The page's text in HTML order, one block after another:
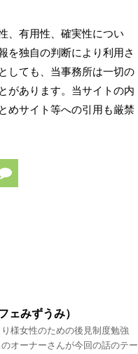
、有用性、確実性につい
を独自の判断により利用さ
しても、当事務所は一切の
があります。当サイトの内
めサイト等への引用も厳禁
ェみずうみ）
様女性のための後見制度勉強
オーナーさんが今回の話のテー